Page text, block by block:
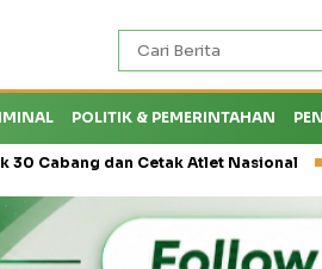
POLITIK & PEMERINTAHAN
dan Cetak Atlet Nasional Kapal